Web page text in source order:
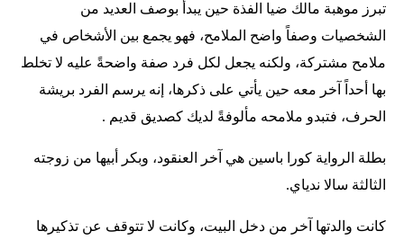
تبرز موهبة مالك ضيا الفذة حين يبدأ بوصف العديد من
الشخصيات وصفاً واضح الملامح، فهو يجمع بين الأشخاص في
ملامح مشتركة، ولكنه يجعل لكل فرد صفة واضحةً عليه لا تخلط
بها أحداً آخر معه حين يأتي على ذكرها، إنه يرسم الفرد بريشة
الحرف، فتبدو ملامحه مألوفةً لديك كصديق قديم .
بطلة الرواية كورا باسين هي آخر العنقود، وبكر أبيها من زوجته
الثالثة سالا ندياي.
كانت والدتها آخر من دخل البيت، وكانت لا تتوقف عن تذكيرها